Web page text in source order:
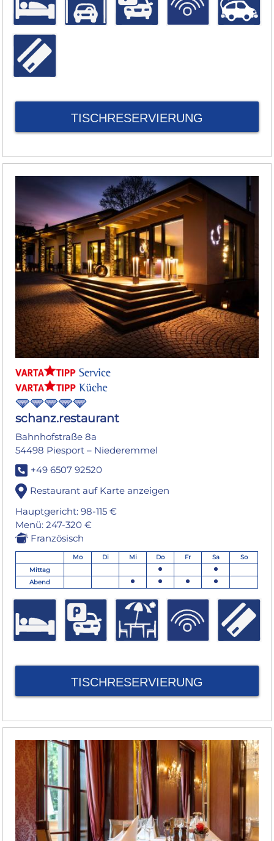
TISCHRESERVIERUNG
schanz.restaurant
Bahnhofstraße 8a
54498 Piesport – Niederemmel
+49 6507 92520
Restaurant auf Karte anzeigen
Hauptgericht: 98-115 €
Menü: 247-320 €
Französisch
Mo Di Mi Do Fr Sa
So
Mittag
Abend
TISCHRESERVIERUNG